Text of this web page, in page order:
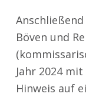
Böven und
Jahr 2024
Hinweis auf